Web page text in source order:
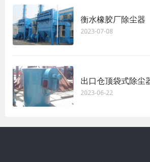
衡水橡胶厂除尘器
2023-07-08
出口仓顶袋式除尘
2023-06-22